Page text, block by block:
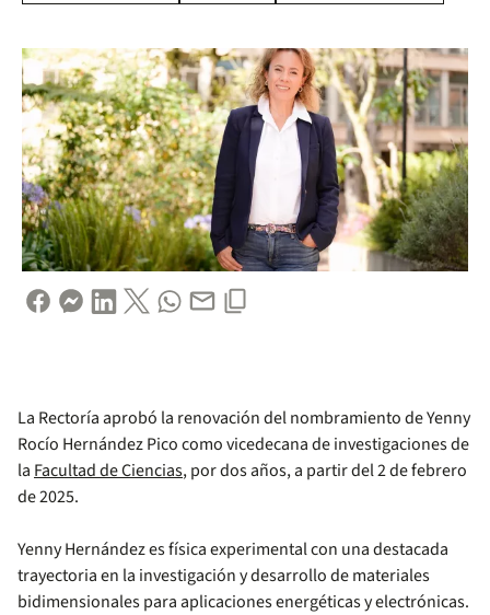
La Rectoría aprobó la renovación del nombramiento de Yenny
Rocío Hernández Pico como vicedecana de investigaciones de
la Facultad de Ciencias, por dos años, a partir del 2 de febrero
de 2025.
Yenny Hernández es física experimental con una destacada
trayectoria en la investigación y desarrollo de materiales
bidimensionales para aplicaciones energéticas y electrónicas.